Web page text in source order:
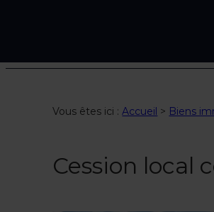
Vous êtes ici :Accueil > Biens
Cession local